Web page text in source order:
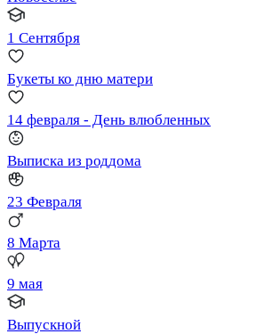
1 Сентября
Букеты ко дню матери
14 февраля - День влюбленных
Выписка из роддома
23 Февраля
8 Марта
9 мая
Выпускной